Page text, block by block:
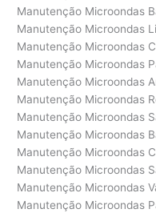
Manutenção Microondas
Manutenção Microondas
Manutenção Microondas
Manutenção Microondas
Manutenção Microondas
Manutenção Microondas
Manutenção Microondas
Manutenção Microondas
Manutenção Microondas
Manutenção Microondas
Manutenção Microondas
Manutenção Microondas